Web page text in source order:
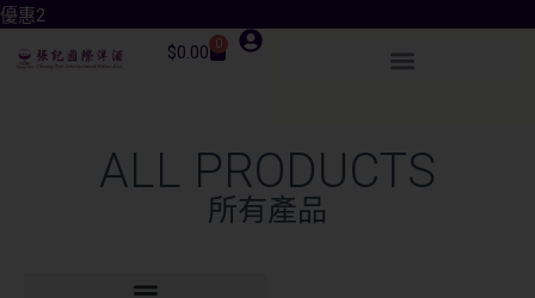
$0.00 0
ALL PRODUCTS
所有產品